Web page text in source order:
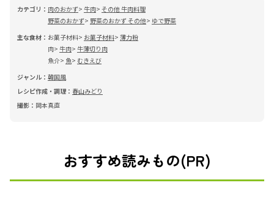
カテゴリ： 肉のおかず 牛肉 その他 牛肉料理
野菜のおかず
野菜のおかず その他
ゆで野菜
主な食材： お菓子材料 お菓子材料 薄力粉
肉 牛肉 牛薄切り肉
魚介
魚
むきえび
ジャンル： 韓国風
レシピ作成・調理： 春山みどり
撮影： 岡本真直
おすすめ読みもの(PR)